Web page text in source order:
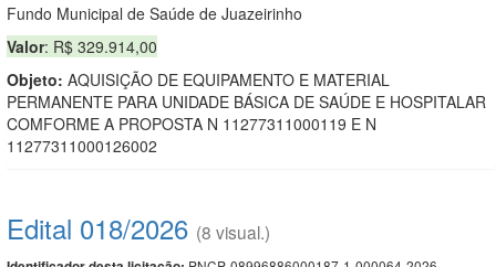
Fundo Municipal de Saúde de Juazeirinho
Valor: R$ 329.914,00
Objeto: AQUISIÇÃO DE EQUIPAMENTO E MATERIAL
PERMANENTE PARA UNIDADE BÁSICA DE SAÚDE E HOSPITALAR
COMFORME A PROPOSTA N 11277311000119 E N
11277311000126002
Edital 018/2026 (8 visual.)